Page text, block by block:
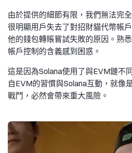
由於提供的細節有限，我們無法完
很明顯用戶失去了對招財貓代幣帳
他的錢包轉賬嘗試失敗的原因。熟
帳戶控制的含義感到困惑。
這是因為Solana使用了與EVM鏈不
自EVM的習慣與Solana互動，就像
戰鬥，必然會帶來重大風險。